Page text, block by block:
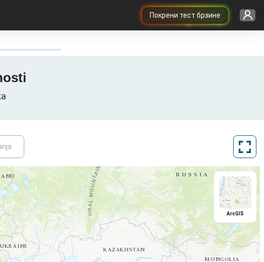
Покрени тест брзине
ArcGIS